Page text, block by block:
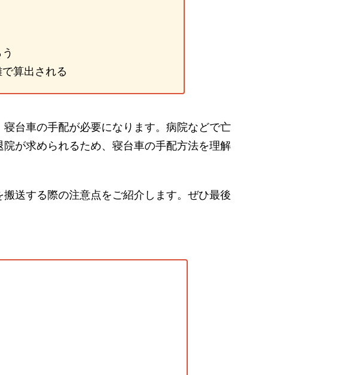
算出される
台車の手配が必要になります。病院などで亡
が求められるため、寝台車の手配方法を理解
送する際の注意点をご紹介します。ぜひ最後